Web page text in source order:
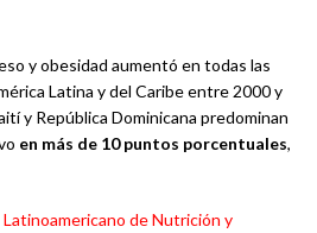
y obesidad aumentó en todas las
Latina y del Caribe entre 2000 y
y República Dominicana predominan
en más de 10 puntos porcentuales,
de Nutrición y